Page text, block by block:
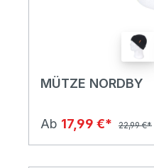
MÜTZE NORDBY
Ab 17,99 €* 22,99 €*